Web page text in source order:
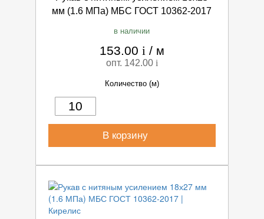
мм (1.6 МПа) МБС ГОСТ 10362-2017
в наличии
153.00 i / м
опт. 142.00 i
Количество (м)
В корзину